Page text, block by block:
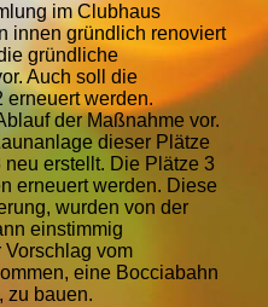
im Clubhaus
innen gründlich renoviert
gründliche
Auch soll die
erneuert werden.
der Maßnahme vor.
dieser Plätze
erstellt. Die Plätze 3
erneuert werden. Diese
wurden von der
einstimmig
Vorschlag vom
eine Bocciabahn
zu bauen.